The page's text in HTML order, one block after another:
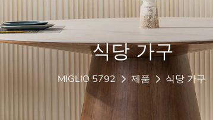
식당 가구
MIGLIO 5792 제품 식당 가구